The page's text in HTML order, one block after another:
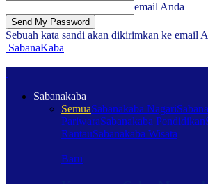
email Anda
Sebuah kata sandi akan dikirimkan ke email
SabanaKaba
Sabanakaba
SemuaSabanakaba Nagari
PariwaraSabanakaba Pendidikan
RantauSabanakaba Wisata
Baru